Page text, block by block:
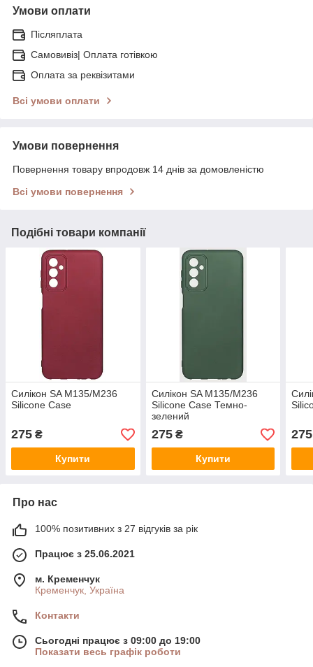
Умови оплати
Післяплата
Самовивіз| Оплата готівкою
Оплата за реквізитами
Всі умови оплати
Умови повернення
Повернення товару впродовж 14 днів за домовленістю
Всі умови повернення
Подібні товари компанії
Силікон SA M135/M236
Silicone Case
275 ₴
Купити
Силікон SA M135/M236
Silicone Case Темно-
зелений
275₴
Купити
275
Про нас
100% позитивних з 27 відгуків за рік
Працює з 25.06.2021
м. Кременчук
Кременчук, Україна
Контакти
Сьогодні працює з 09:00 до 19:00
Показати весь графік роботи